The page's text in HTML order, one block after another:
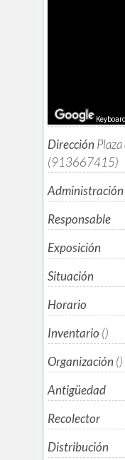
Dirección
(913667415)
Administración
Responsable
Exposición
Situación
Horario
Inventario ()
Organización ()
Antigüedad
Recolector
Distribución